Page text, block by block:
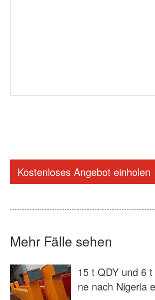
Kostenloses Angebot einholen
Mehr Fälle sehen
15 t QDY und 6
ne nach Nigeria